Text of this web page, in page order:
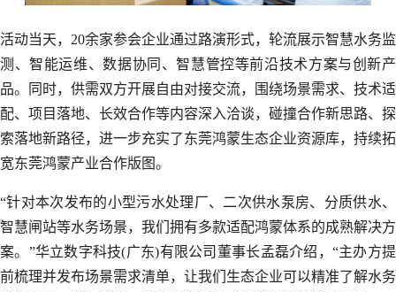
活动当天，20余家参会企业通过路演形式，轮流展示智慧水务监
测、智能运维、数据协同、智慧管控等前沿技术方案与创新产
品。同时，供需双方开展自由对接交流，围绕场景需求、技术适
配、项目落地、长效合作等内容深入洽谈，碰撞合作新思路、探
索落地新路径，进一步充实了东莞鸿蒙生态企业资源库，持续拓
宽东莞鸿蒙产业合作版图。
“针对本次发布的小型污水处理厂、二次供水泵房、分质供水、
智慧闸站等水务场景，我们拥有多款适配鸿蒙体系的成熟解决方
案。”华立数字科技(广东)有限公司董事长孟磊介绍，“主办方提
前梳理并发布场景需求清单，让我们生态企业可以精准了解水务